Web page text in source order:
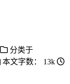
分类于
本文字数：
13k